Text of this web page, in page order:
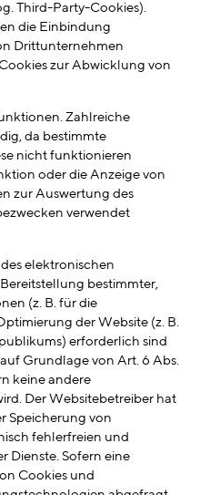
Third-Party-Cookies).
die Einbindung
Drittunternehmen
zur Abwicklung von
Zahlreiche
da bestimmte
nicht funktionieren
oder die Anzeige von
zur Auswertung des
verwendet
elektronischen
bestimmter,
(z. B. für die
der Website (z. B.
erforderlich sind
Grundlage von Art. 6 Abs.
keine andere
Der Websitebetreiber hat
Speicherung von
fehlerfreien und
Dienste. Sofern eine
Cookies und